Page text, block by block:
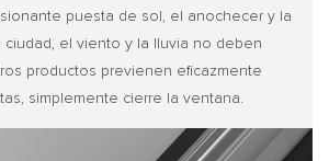
puesta de sol, el anochecer y la
ciudad, el viento y la lluvia no deben
productos previenen eficazmente
simplemente cierre la ventana.